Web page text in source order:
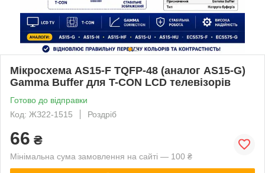
Мікросхема AS15-F TQFP-48 (аналог AS15-G)
Gamma Buffer для T-CON LCD телевізорів
Готово до відправки
Код: ЖЗ22-1515
Роздріб
66 ₴
Мінімальна сума замовлення на сайті — 100 ₴